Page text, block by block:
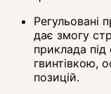
Регульовані
дає змогу
приклада
гвинтівкою,
позицій.